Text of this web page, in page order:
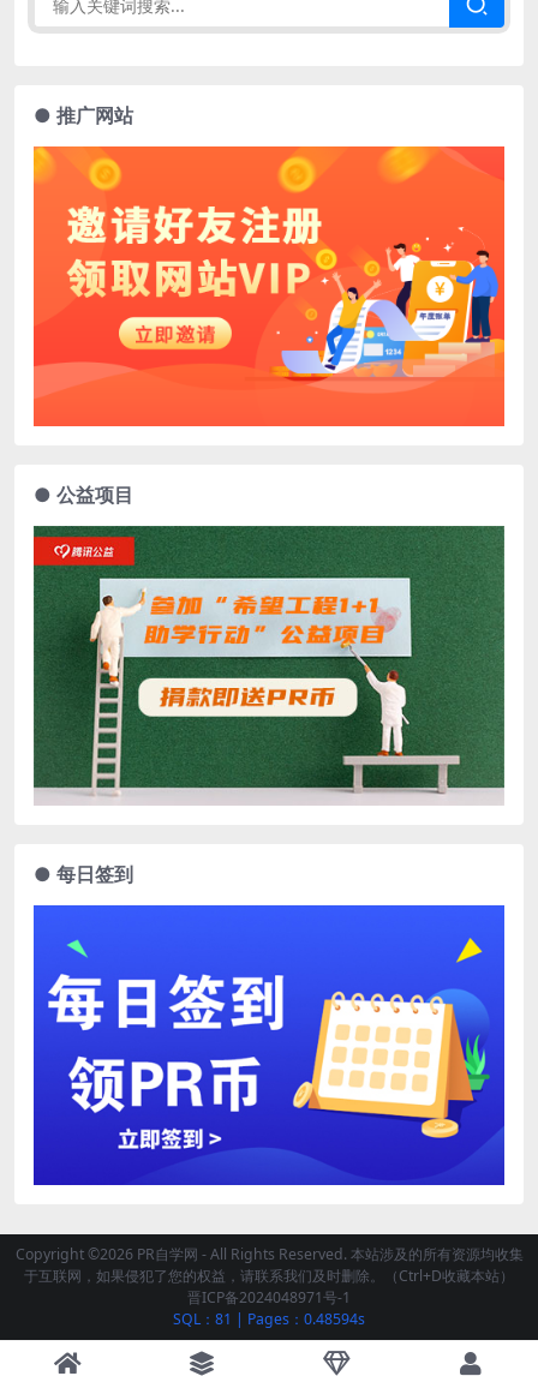
● 推广网站
● 公益项目
● 每日签到
Copyright ©2026 PR自学网 - All Rights Reserved. 本站涉及的所有资源均收集
于互联网，如果侵犯了您的权益，请联系我们及时删除。（Ctrl+D收藏本站）
晋ICP备2024048971号-1
SQL：81 | Pages：0.48594s